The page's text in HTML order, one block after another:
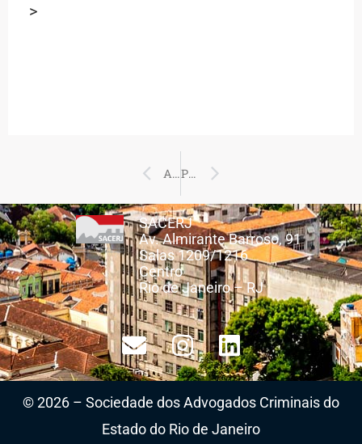
>
Prev
ANTERIOR PRÓXIMO
SACERJ
Av. Almirante Barroso, 91
Salas 1209/1216
Centro
Rio de Janeiro – RJ
© 2026 – Sociedade dos Advogados Criminais do
Estado do Rio de Janeiro